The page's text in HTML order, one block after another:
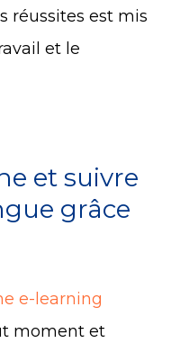
réussites est mis
et le
et suivre
grâce
e-learning
moment et